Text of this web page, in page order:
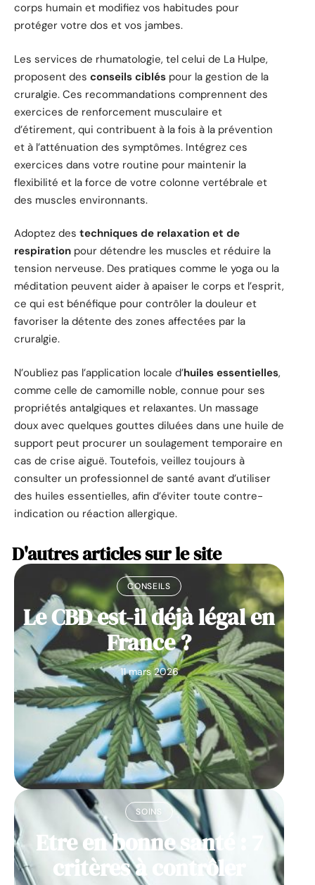
corps humain et modifiez vos habitudes pour
protéger votre dos et vos jambes.
Les services de rhumatologie, tel celui de La Hulpe,
proposent des conseils ciblés pour la gestion de la
cruralgie. Ces recommandations comprennent des
exercices de renforcement musculaire et
d’étirement, qui contribuent à la fois à la prévention
et à l’atténuation des symptômes. Intégrez ces
exercices dans votre routine pour maintenir la
flexibilité et la force de votre colonne vertébrale et
des muscles environnants.
Adoptez des techniques de relaxation et de
respiration pour détendre les muscles et réduire la
tension nerveuse. Des pratiques comme le yoga ou la
méditation peuvent aider à apaiser le corps et l’esprit,
ce qui est bénéfique pour contrôler la douleur et
favoriser la détente des zones affectées par la
cruralgie.
N’oubliez pas l’application locale d’huiles essentielles,
comme celle de camomille noble, connue pour ses
propriétés antalgiques et relaxantes. Un massage
doux avec quelques gouttes diluées dans une huile de
support peut procurer un soulagement temporaire en
cas de crise aiguë. Toutefois, veillez toujours à
consulter un professionnel de santé avant d’utiliser
des huiles essentielles, afin d’éviter toute contre-
indication ou réaction allergique.
D'autres articles sur le site
CONSEILS
Le CBD est-il déjà légal en
France ?
11 mars 2026
SOINS
Etre en bonne santé : 7
critères à contrôler